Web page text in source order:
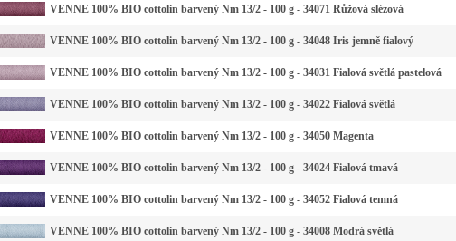
VENNE 100% BIO cottolin barvený Nm 13/2 - 100 g - 34071 Růžová slézová
VENNE 100% BIO cottolin barvený Nm 13/2 - 100 g - 34048 Iris jemně fialový
VENNE 100% BIO cottolin barvený Nm 13/2 - 100 g - 34031 Fialová světlá pastelová
VENNE 100% BIO cottolin barvený Nm 13/2 - 100 g - 34022 Fialová světlá
VENNE 100% BIO cottolin barvený Nm 13/2 - 100 g - 34050 Magenta
VENNE 100% BIO cottolin barvený Nm 13/2 - 100 g - 34024 Fialová tmavá
VENNE 100% BIO cottolin barvený Nm 13/2 - 100 g - 34052 Fialová temná
VENNE 100% BIO cottolin barvený Nm 13/2 - 100 g - 34008 Modrá světlá